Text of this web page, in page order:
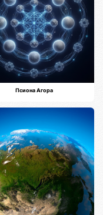
Псиона Агора